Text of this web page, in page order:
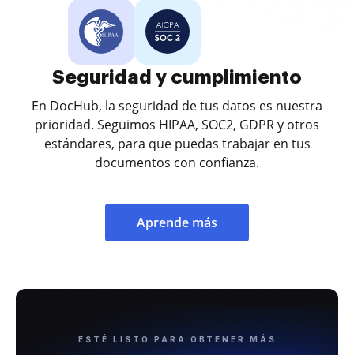
Seguridad y cumplimiento
En DocHub, la seguridad de tus datos es nuestra
prioridad. Seguimos HIPAA, SOC2, GDPR y otros
estándares, para que puedas trabajar en tus
documentos con confianza.
Aprende más
ESTÉ LISTO PARA OBTENER MÁS